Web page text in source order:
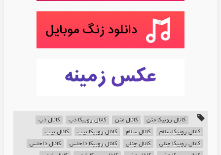
کانال روبیکا متن کانال متن کانال روبیکا دپ
کانال دپ
کانال روبیکا سلام
کانال سلام کانال روبیکا بیب
کانال بیب
کانال روبیکا چنلی
کانال چنلی کانال روبیکا داخلش
کانال داخلش